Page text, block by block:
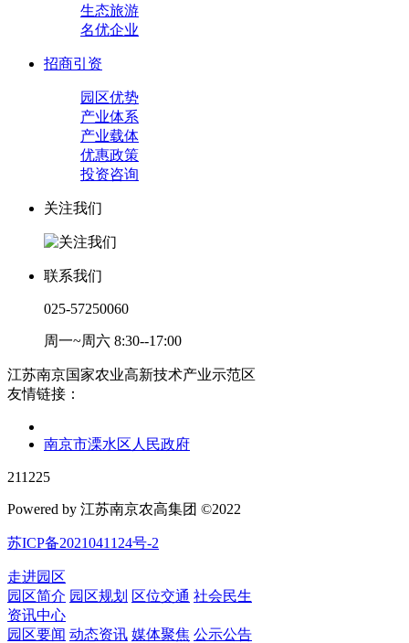
生态旅游
名优企业
招商引资
园区优势
产业体系
产业载体
优惠政策
投资咨询
关注我们
联系我们
025-57250060
周一~周六 8:30--17:00
江苏南京国家农业高新技术产业示范区
友情链接：
南京市溧水区人民政府
211225
Powered by 江苏南京农高集团 ©2022
苏ICP备2021041124号-2
走进园区
园区简介 园区规划 区位交通 社会民生
资讯中心
园区要闻 动态资讯 媒体聚焦 公示公告